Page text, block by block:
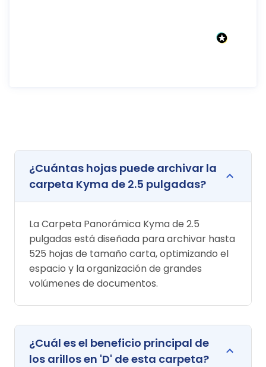
¿Cuántas hojas puede archivar la
carpeta Kyma de 2.5 pulgadas?
La Carpeta Panorámica Kyma de 2.5
pulgadas está diseñada para archivar hasta
525 hojas de tamaño carta, optimizando el
espacio y la organización de grandes
volúmenes de documentos.
¿Cuál es el beneficio principal de
los arillos en 'D' de esta carpeta?